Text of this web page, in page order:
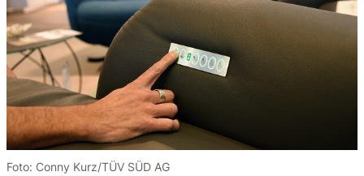
Foto: Conny Kurz/TÜV SÜD AG